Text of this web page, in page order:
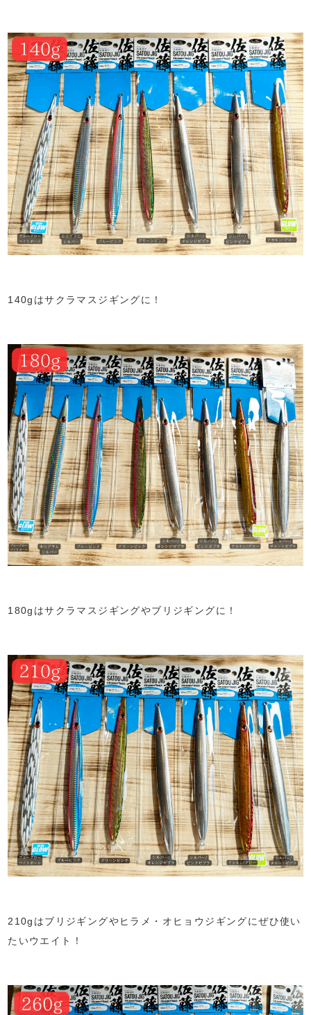
140gはサクラマスジギングに！
180gはサクラマスジギングやブリジギングに！
210gはブリジギングやヒラメ・オヒョウジギングにぜひ使い
たいウエイト！